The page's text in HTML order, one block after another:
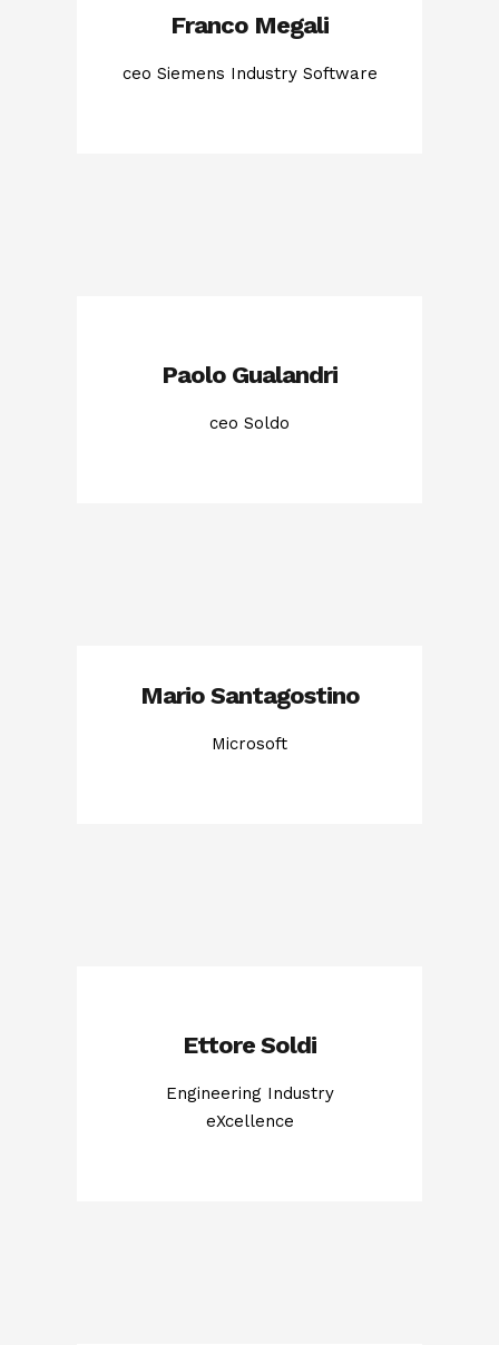
Franco Megali
ceo Siemens Industry Software
Paolo Gualandri
ceo Soldo
Mario Santagostino
Microsoft
Ettore Soldi
Engineering Industry
eXcellence